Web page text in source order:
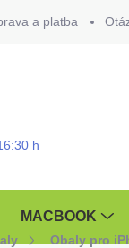
a platba
MACBOOK
Obaly pro